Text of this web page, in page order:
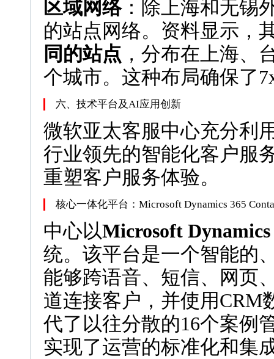
区域网络：除上海和无锡
的站点网络。资料显示，
同的站点 ，分布在上海、
个城市。这种布局确保了
六、技术平台及AI应用创新
微软亚太客服中心充分利
行业领先的智能化客户服
重塑客户服务体验。
核心一体化平台：Microsoft Dynamics 365
中心以Microsoft
统。该平台是一个智能的
能够跨语音、短信、网页
道连接客户，并使用CRM
代了以往分散的16个案例
实现了运营的标准化和集